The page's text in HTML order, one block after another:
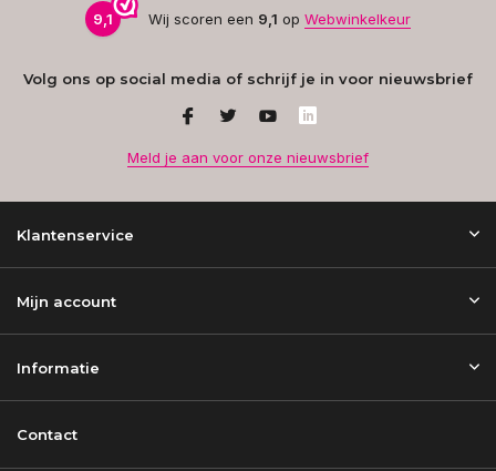
9,1 Wij scoren een 9,1 op Webwinkelkeur
Volg ons op social media of schrijf je in voor nieuwsbrief
Meld je aan voor onze nieuwsbrief
Klantenservice
Mijn account
Informatie
Contact